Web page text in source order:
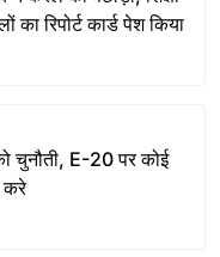
का रिपोर्ट कार्ड पेश किया
चुनौती, E-20 पर कोई
करे